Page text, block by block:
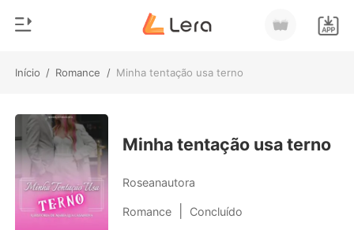
Início / Romance / Minha tentação usa terno
Loja
Histórico
Sair
Gênero
Moderno
Lobisomem
Contos
Minha tentação usa terno
Roseanautora
Romance Concluído